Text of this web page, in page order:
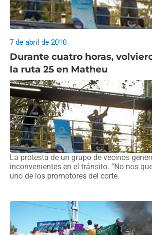
Durante cuatro horas,
la ruta 25 en Matheu
7 de abril de 2010
La protesta de un grupo de vecinos
inconvenientes en el tránsito. “No nos
uno de los promotores del corte.